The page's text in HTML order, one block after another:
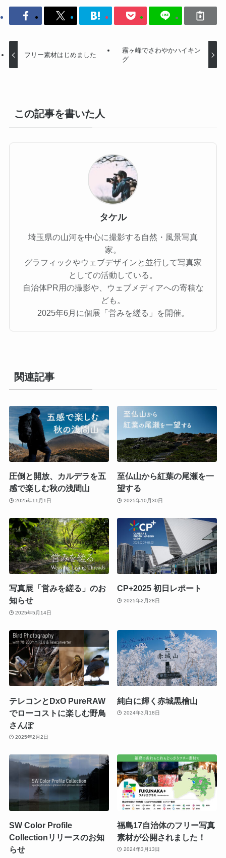
フリー素材はじめました
霧ヶ峰でさわやかハイキン
グ
この記事を書いた人
タケル
埼玉県の山河を中心に撮影する自然・風景写真
家。
グラフィックやウェブデザインと並行して写真家
としての活動している。
自治体PR用の撮影や、ウェブメディアへの寄稿な
ども。
2025年6月に個展「営みを縒る」を開催。
関連記事
圧倒と開放、カルデラを五
感で楽しむ秋の浅間山
2025年11月1日
至仏山から紅葉の尾瀬を一
望する
2025年10月30日
写真展「営みを縒る」のお
知らせ
2025年5月14日
CP+2025 初日レポート
2025年2月28日
テレコンとDxO PureRAW
でローコストに楽しむ野鳥
さんぽ
2025年2月2日
純白に輝く赤城黒檜山
2024年3月18日
SW Color Profile
Collectionリリースのお知
らせ
福島17自治体のフリー写真
素材が公開されました！
2024年3月13日